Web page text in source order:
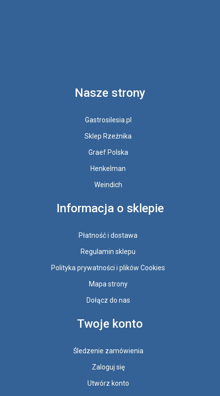
Nasze strony
Gastrosilesia.pl
Sklep Rzeźnika
Graef Polska
Henkelman
Weindich
Informacja o sklepie
Płatność i dostawa
Regulamin sklepu
Polityka prywatności i plików Cookies
Mapa strony
Dołącz do nas
Twoje konto
Śledzenie zamówienia
Zaloguj się
Utwórz konto